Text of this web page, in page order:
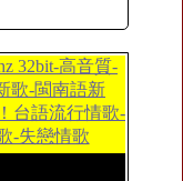
32bit-高音質-
歌-閩南語新
台語流行情歌-
-失戀情歌